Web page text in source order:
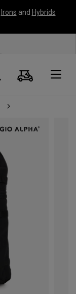
Irons and Hybrids
Suche